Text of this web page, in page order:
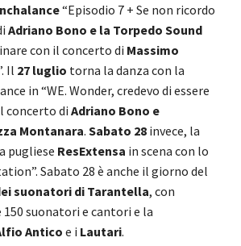
“Episodio 7 + Se non ricordo
Adriano Bono e la Torpedo Sound
con il concerto di Massimo
Il 27 luglio torna la danza con la
in “WE. Wonder, credevo di essere
concerto di Adriano Bono e
Montanara. Sabato 28 invece, la
pugliese ResExtensa in scena con lo
Sabato 28 è anche il giorno del
suonatori di Tarantella, con
suonatori e cantori e la
Antico e i Lautari.